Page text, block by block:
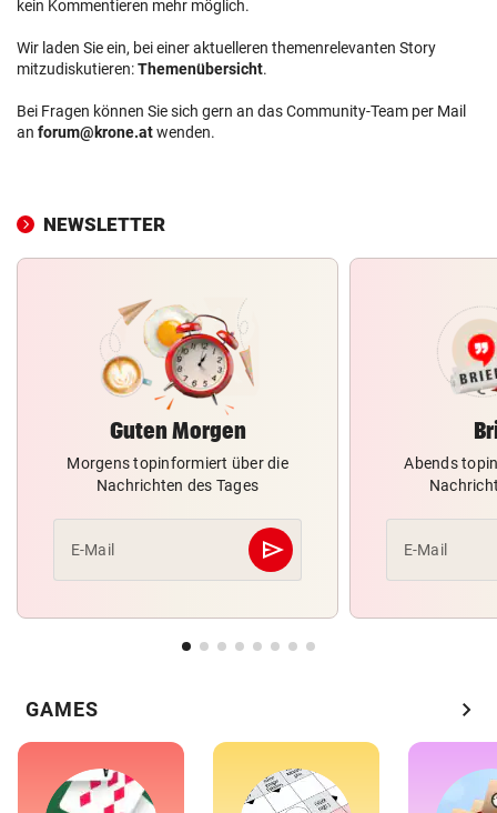
kein Kommentieren mehr möglich.
Wir laden Sie ein, bei einer aktuelleren themenrelevanten Story
mitzudiskutieren:Themenübersicht.
Bei Fragen können Sie sich gern an das Community-Team per Mail
an forum@krone.atwenden.
NEWSLETTER
Guten Morgen
Morgens topinformiert über die
Nachrichten des Tages
E-Mail send
Abschicken
Abends
E-Mail
GAMES chevron_right